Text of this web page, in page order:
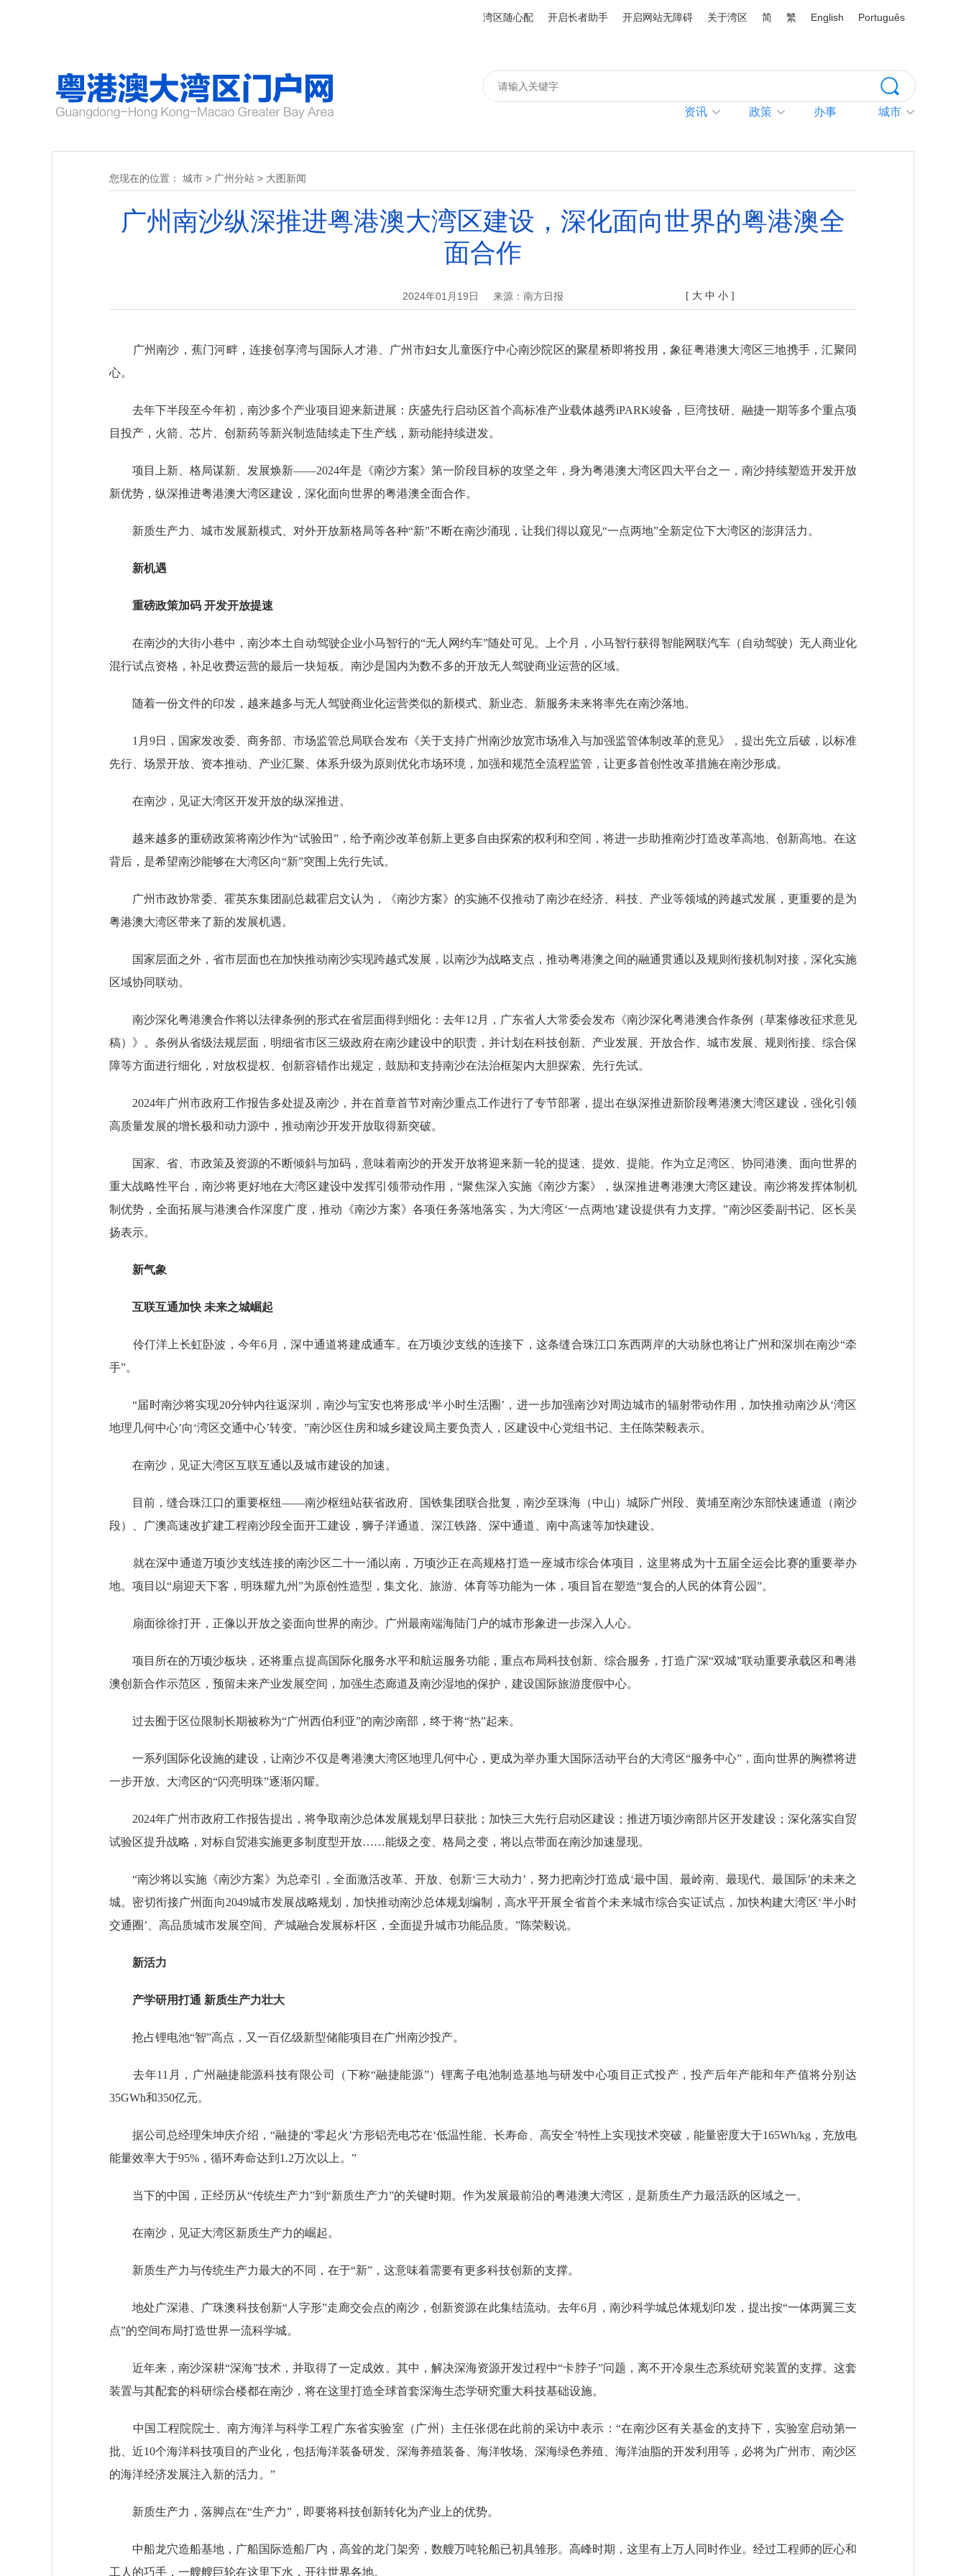
湾区随心配 开启长者助手 开启网站无障碍 关于湾区 简 繁 English Português
资讯 政策 办事 城市
您现在的位置： 城市 > 广州分站 > 大图新闻
广州南沙纵深推进粤港澳大湾区建设，深化面向世界的粤港澳全
面合作
2024年01月19日 来源：南方日报 [ 大 中 小 ]
广州南沙，蕉门河畔，连接创享湾与国际人才港、广州市妇女儿童医疗中心南沙院区的聚星桥即将投用，象征粤港澳大湾区三地携手，汇聚同
心。
去年下半段至今年初，南沙多个产业项目迎来新进展：庆盛先行启动区首个高标准产业载体越秀iPARK竣备，巨湾技研、融捷一期等多个重点项
目投产，火箭、芯片、创新药等新兴制造陆续走下生产线，新动能持续迸发。
项目上新、格局谋新、发展焕新——2024年是《南沙方案》第一阶段目标的攻坚之年，身为粤港澳大湾区四大平台之一，南沙持续塑造开发开放
新优势，纵深推进粤港澳大湾区建设，深化面向世界的粤港澳全面合作。
新质生产力、城市发展新模式、对外开放新格局等各种“新”不断在南沙涌现，让我们得以窥见“一点两地”全新定位下大湾区的澎湃活力。
新机遇
重磅政策加码 开发开放提速
在南沙的大街小巷中，南沙本土自动驾驶企业小马智行的“无人网约车”随处可见。上个月，小马智行获得智能网联汽车（自动驾驶）无人商业化
混行试点资格，补足收费运营的最后一块短板。南沙是国内为数不多的开放无人驾驶商业运营的区域。
随着一份文件的印发，越来越多与无人驾驶商业化运营类似的新模式、新业态、新服务未来将率先在南沙落地。
1月9日，国家发改委、商务部、市场监管总局联合发布《关于支持广州南沙放宽市场准入与加强监管体制改革的意见》，提出先立后破，以标准
先行、场景开放、资本推动、产业汇聚、体系升级为原则优化市场环境，加强和规范全流程监管，让更多首创性改革措施在南沙形成。
在南沙，见证大湾区开发开放的纵深推进。
越来越多的重磅政策将南沙作为“试验田”，给予南沙改革创新上更多自由探索的权利和空间，将进一步助推南沙打造改革高地、创新高地。在这
背后，是希望南沙能够在大湾区向“新”突围上先行先试。
广州市政协常委、霍英东集团副总裁霍启文认为，《南沙方案》的实施不仅推动了南沙在经济、科技、产业等领域的跨越式发展，更重要的是为
粤港澳大湾区带来了新的发展机遇。
国家层面之外，省市层面也在加快推动南沙实现跨越式发展，以南沙为战略支点，推动粤港澳之间的融通贯通以及规则衔接机制对接，深化实施
区域协同联动。
南沙深化粤港澳合作将以法律条例的形式在省层面得到细化：去年12月，广东省人大常委会发布《南沙深化粤港澳合作条例（草案修改征求意见
稿）》。条例从省级法规层面，明细省市区三级政府在南沙建设中的职责，并计划在科技创新、产业发展、开放合作、城市发展、规则衔接、综合保
障等方面进行细化，对放权提权、创新容错作出规定，鼓励和支持南沙在法治框架内大胆探索、先行先试。
2024年广州市政府工作报告多处提及南沙，并在首章首节对南沙重点工作进行了专节部署，提出在纵深推进新阶段粤港澳大湾区建设，强化引领
高质量发展的增长极和动力源中，推动南沙开发开放取得新突破。
国家、省、市政策及资源的不断倾斜与加码，意味着南沙的开发开放将迎来新一轮的提速、提效、提能。作为立足湾区、协同港澳、面向世界的
重大战略性平台，南沙将更好地在大湾区建设中发挥引领带动作用，“聚焦深入实施《南沙方案》，纵深推进粤港澳大湾区建设。南沙将发挥体制机
制优势，全面拓展与港澳合作深度广度，推动《南沙方案》各项任务落地落实，为大湾区‘一点两地’建设提供有力支撑。”南沙区委副书记、区长吴
扬表示。
新气象
互联互通加快 未来之城崛起
伶仃洋上长虹卧波，今年6月，深中通道将建成通车。在万顷沙支线的连接下，这条缝合珠江口东西两岸的大动脉也将让广州和深圳在南沙“牵
手”。
“届时南沙将实现20分钟内往返深圳，南沙与宝安也将形成‘半小时生活圈’，进一步加强南沙对周边城市的辐射带动作用，加快推动南沙从‘湾区
地理几何中心’向‘湾区交通中心’转变。”南沙区住房和城乡建设局主要负责人，区建设中心党组书记、主任陈荣毅表示。
在南沙，见证大湾区互联互通以及城市建设的加速。
目前，缝合珠江口的重要枢纽——南沙枢纽站获省政府、国铁集团联合批复，南沙至珠海（中山）城际广州段、黄埔至南沙东部快速通道（南沙
段）、广澳高速改扩建工程南沙段全面开工建设，狮子洋通道、深江铁路、深中通道、南中高速等加快建设。
就在深中通道万顷沙支线连接的南沙区二十一涌以南，万顷沙正在高规格打造一座城市综合体项目，这里将成为十五届全运会比赛的重要举办
地。项目以“扇迎天下客，明珠耀九州”为原创性造型，集文化、旅游、体育等功能为一体，项目旨在塑造“复合的人民的体育公园”。
扇面徐徐打开，正像以开放之姿面向世界的南沙。广州最南端海陆门户的城市形象进一步深入人心。
项目所在的万顷沙板块，还将重点提高国际化服务水平和航运服务功能，重点布局科技创新、综合服务，打造广深“双城”联动重要承载区和粤港
澳创新合作示范区，预留未来产业发展空间，加强生态廊道及南沙湿地的保护，建设国际旅游度假中心。
过去囿于区位限制长期被称为“广州西伯利亚”的南沙南部，终于将“热”起来。
一系列国际化设施的建设，让南沙不仅是粤港澳大湾区地理几何中心，更成为举办重大国际活动平台的大湾区“服务中心”，面向世界的胸襟将进
一步开放。大湾区的“闪亮明珠”逐渐闪耀。
2024年广州市政府工作报告提出，将争取南沙总体发展规划早日获批；加快三大先行启动区建设；推进万顷沙南部片区开发建设；深化落实自贸
试验区提升战略，对标自贸港实施更多制度型开放……能级之变、格局之变，将以点带面在南沙加速显现。
“南沙将以实施《南沙方案》为总牵引，全面激活改革、开放、创新‘三大动力’，努力把南沙打造成‘最中国、最岭南、最现代、最国际’的未来之
城。密切衔接广州面向2049城市发展战略规划，加快推动南沙总体规划编制，高水平开展全省首个未来城市综合实证试点，加快构建大湾区‘半小时
交通圈’、高品质城市发展空间、产城融合发展标杆区，全面提升城市功能品质。”陈荣毅说。
新活力
产学研用打通 新质生产力壮大
抢占锂电池“智”高点，又一百亿级新型储能项目在广州南沙投产。
去年11月，广州融捷能源科技有限公司（下称“融捷能源”）锂离子电池制造基地与研发中心项目正式投产，投产后年产能和年产值将分别达
35GWh和350亿元。
据公司总经理朱坤庆介绍，“融捷的‘零起火’方形铝壳电芯在‘低温性能、长寿命、高安全’特性上实现技术突破，能量密度大于165Wh/kg，充放电
能量效率大于95%，循环寿命达到1.2万次以上。”
当下的中国，正经历从“传统生产力”到“新质生产力”的关键时期。作为发展最前沿的粤港澳大湾区，是新质生产力最活跃的区域之一。
在南沙，见证大湾区新质生产力的崛起。
新质生产力与传统生产力最大的不同，在于“新”，这意味着需要有更多科技创新的支撑。
地处广深港、广珠澳科技创新“人字形”走廊交会点的南沙，创新资源在此集结流动。去年6月，南沙科学城总体规划印发，提出按“一体两翼三支
点”的空间布局打造世界一流科学城。
近年来，南沙深耕“深海”技术，并取得了一定成效。其中，解决深海资源开发过程中“卡脖子”问题，离不开冷泉生态系统研究装置的支撑。这套
装置与其配套的科研综合楼都在南沙，将在这里打造全球首套深海生态学研究重大科技基础设施。
中国工程院院士、南方海洋与科学工程广东省实验室（广州）主任张偲在此前的采访中表示：“在南沙区有关基金的支持下，实验室启动第一
批、近10个海洋科技项目的产业化，包括海洋装备研发、深海养殖装备、海洋牧场、深海绿色养殖、海洋油脂的开发利用等，必将为广州市、南沙区
的海洋经济发展注入新的活力。”
新质生产力，落脚点在“生产力”，即要将科技创新转化为产业上的优势。
中船龙穴造船基地，广船国际造船厂内，高耸的龙门架旁，数艘万吨轮船已初具雏形。高峰时期，这里有上万人同时作业。经过工程师的匠心和
工人的巧手，一艘艘巨轮在这里下水，开往世界各地。